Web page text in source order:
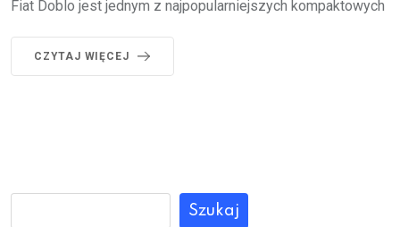
Fiat Doblo jest jednym z najpopularniejszych kompaktowych
CZYTAJ WIĘCEJ
Szukaj